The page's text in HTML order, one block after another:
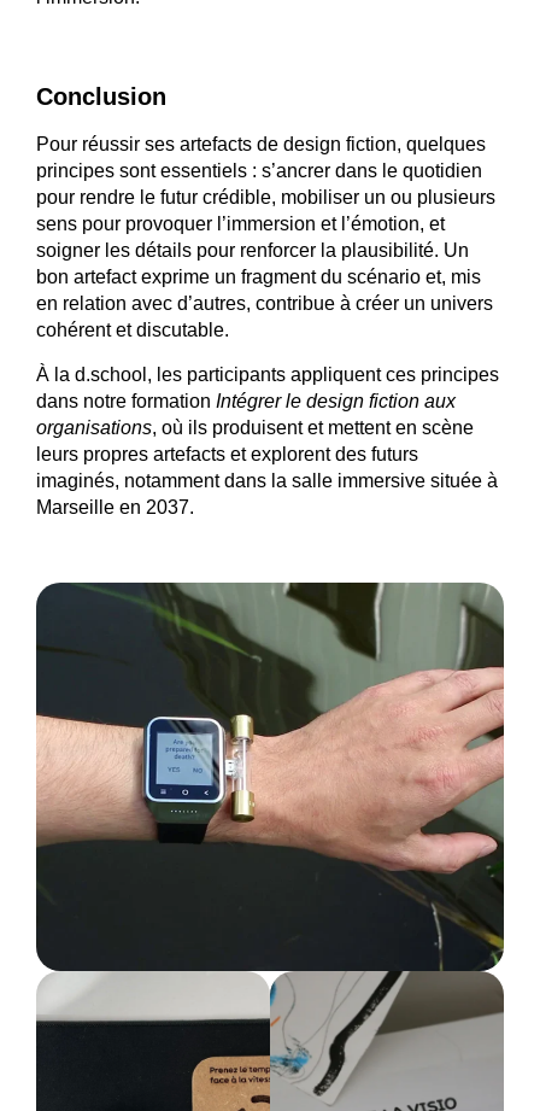
Conclusion
Pour réussir ses artefacts de design fiction, quelques
principes sont essentiels : s’ancrer dans le quotidien
pour rendre le futur crédible, mobiliser un ou plusieurs
sens pour provoquer l’immersion et l’émotion, et
soigner les détails pour renforcer la plausibilité. Un
bon artefact exprime un fragment du scénario et, mis
en relation avec d’autres, contribue à créer un univers
cohérent et discutable.
À la d.school, les participants appliquent ces principes
dans notre formation Intégrer le design fiction aux
organisations, où ils produisent et mettent en scène
leurs propres artefacts et explorent des futurs
imaginés, notamment dans la salle immersive située à
Marseille en 2037.